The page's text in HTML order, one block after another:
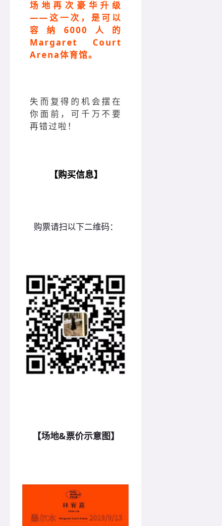
场地再次豪华升级
——这一次，是可以
容纳6000人的
Margaret Court
Arena体育馆。
失而复得的机会摆在
你面前，可千万不要
再错过啦！
【购买信息】
购票请扫以下二维码：
【场地&票价示意图】